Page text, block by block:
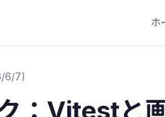
ホ
6/7)
：Vitestと